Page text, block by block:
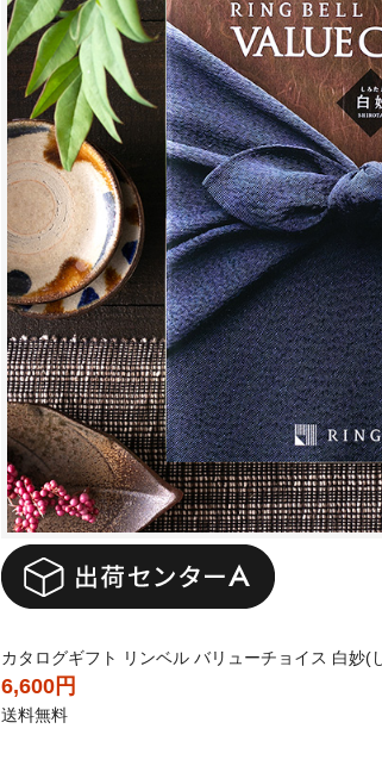
カタログギフト リンベル バリューチョイス 白妙(
6,600円
送料無料